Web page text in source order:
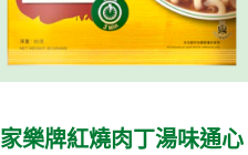
家樂牌紅燒肉丁湯味通心